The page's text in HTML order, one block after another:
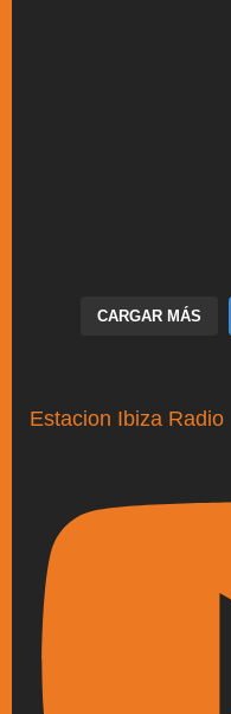
CARGAR MÁS
Estacion Ibiza Radio